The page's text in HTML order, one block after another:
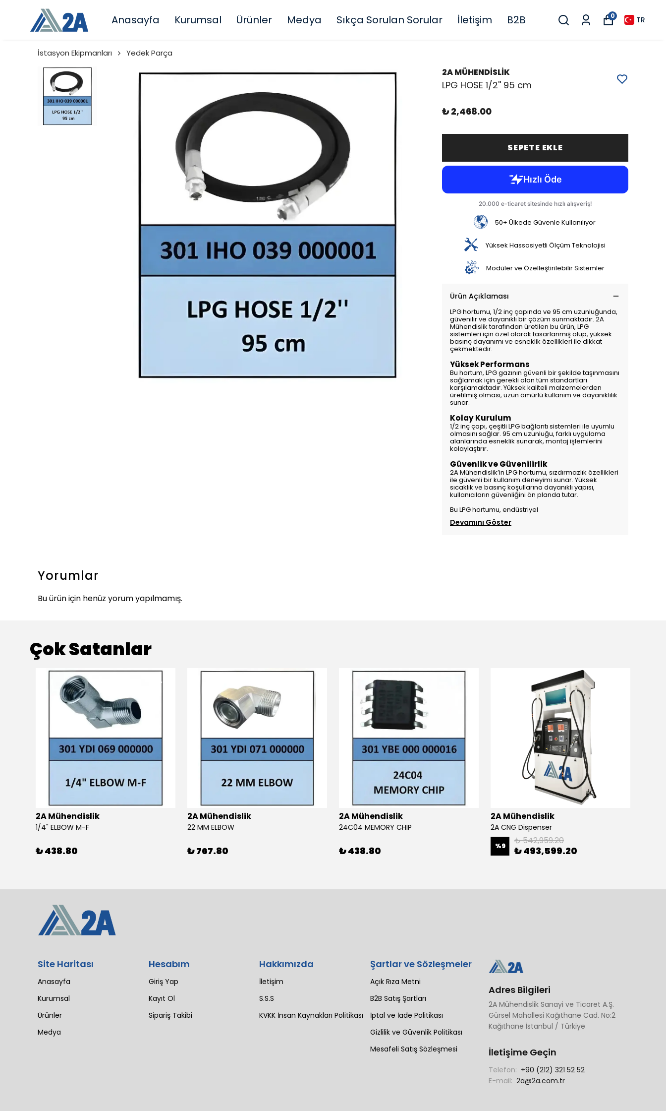
Anasayfa Kurumsal Ürünler Medya Sıkça Sorulan Sorular İletişim B2B 0 TR
İstasyon Ekipmanları Yedek Parça
2A MÜHENDİSLİK
LPG HOSE 1/2'' 95 cm
₺ 2,468.00
SEPETE EKLE
50+ Ülkede Güvenle Kullanılıyor
Yüksek Hassasiyetli Ölçüm Teknolojisi
Modüler ve Özelleştirilebilir Sistemler
Ürün Açıklaması
LPG hortumu, 1/2 inç çapında ve 95 cm uzunluğunda,
güvenilir ve dayanıklı bir çözüm sunmaktadır. 2A
Mühendislik tarafından üretilen bu ürün, LPG
sistemleri için özel olarak tasarlanmış olup, yüksek
basınç dayanımı ve esneklik özellikleri ile dikkat
çekmektedir.
Yüksek Performans
Bu hortum, LPG gazının güvenli bir şekilde taşınmasını
sağlamak için gerekli olan tüm standartları
karşılamaktadır. Yüksek kaliteli malzemelerden
üretilmiş olması, uzun ömürlü kullanım ve dayanıklılık
sunar.
Kolay Kurulum
1/2 inç çapı, çeşitli LPG bağlantı sistemleri ile uyumlu
olmasını sağlar. 95 cm uzunluğu, farklı uygulama
alanlarında esneklik sunarak, montaj işlemlerini
kolaylaştırır.
Güvenlik ve Güvenilirlik
2A Mühendislik’in LPG hortumu, sızdırmazlık özellikleri
ile güvenli bir kullanım deneyimi sunar. Yüksek
sıcaklık ve basınç koşullarına dayanıklı yapısı,
kullanıcıların güvenliğini ön planda tutar.
Bu LPG hortumu, endüstriyel
Devamını Göster
Yorumlar
Bu ürün için henüz yorum yapılmamış.
Çok Satanlar
2A Mühendislik
1/4" ELBOW M-F
₺ 438.80
2A Mühendislik
22 MM ELBOW
₺ 767.80
2A Mühendislik
24C04 MEMORY CHIP
₺ 438.80
2A Mühendislik
2A CNG Dispenser
%9 ₺ 542,959.20
₺ 493,599.20
Site Haritası
Anasayfa
Kurumsal
Ürünler
Medya
Hesabım
Giriş Yap
Kayıt Ol
Sipariş Takibi
Hakkımızda
İletişim
S.S.S
KVKK İnsan Kaynakları Politikası
Şartlar ve Sözleşmeler
Açık Rıza Metni
B2B Satış Şartları
İptal ve İade Politikası
Gizlilik ve Güvenlik Politikası
Mesafeli Satış Sözleşmesi
Adres Bilgileri
2A Mühendislik Sanayi ve Ticaret A.Ş.
Gürsel Mahallesi Kağıthane Cad. No:2
Kağıthane İstanbul / Türkiye
İletişime Geçin
Telefon: +90 (212) 321 52 52
E-mail: 2a@2a.com.tr